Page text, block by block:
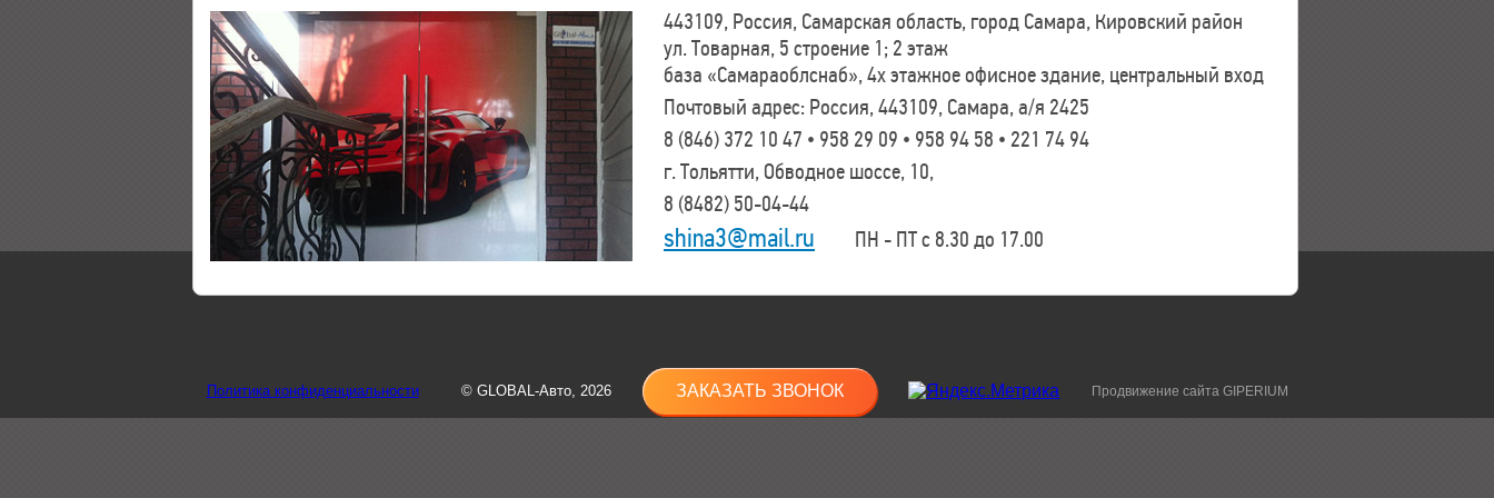
443109, Россия, Самарская область, город Самара, Кировский район
ул. Товарная, 5 строение 1; 2 этаж
база «Самараоблснаб», 4х этажное офисное здание, центральный вход
Почтовый адрес: Россия, 443109, Самара, а/я 2425
8 (846) 372 10 47 • 958 29 09 • 958 94 58 • 221 74 94
г. Тольятти, Обводное шоссе, 10,
8 (8482) 50-04-44
shina3@mail.ru ПН - ПТ с 8.30 до 17.00
Политика конфиденциальности © GLOBAL-Авто, 2026 ЗАКАЗАТЬ ЗВОНОК Продвижение сайта GIPERIUM